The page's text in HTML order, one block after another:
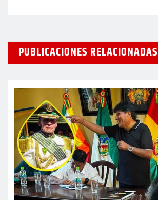
PUBLICACIONES RELACIONADAS